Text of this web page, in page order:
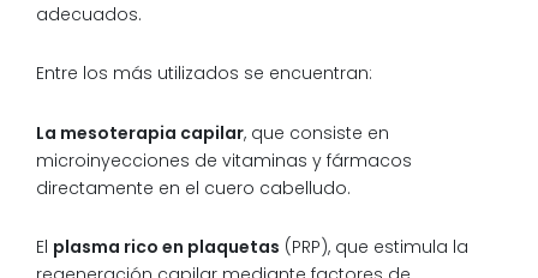
adecuados.
Entre los más utilizados se encuentran:
La mesoterapia capilar, que consiste en
microinyecciones de vitaminas y fármacos
directamente en el cuero cabelludo.
El plasma rico en plaquetas (PRP), que estimula la